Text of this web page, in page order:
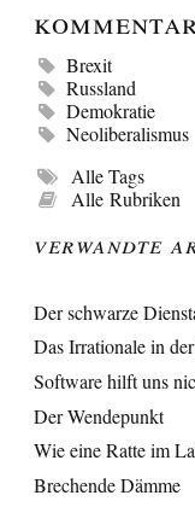
Brexit
Russland
Demokratie
Neoliberalismus
Alle Tags
Alle Rubriken
Verwandte
Der schwarze
Das Irrationale in
Software hilft uns
Der Wendepunkt
Wie eine Ratte im
Brechende Dämme